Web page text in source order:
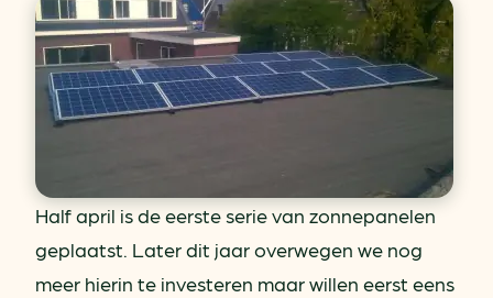
Half april is de eerste serie van zonnepanelen
geplaatst. Later dit jaar overwegen we nog
meer hierin te investeren maar willen eerst eens